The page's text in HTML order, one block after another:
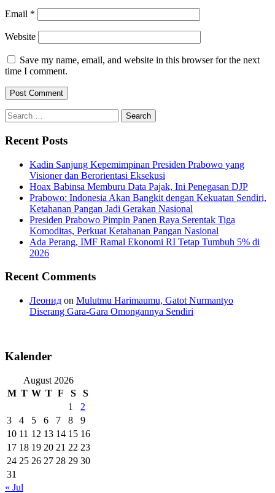
Email *
Website
Save my name, email, and website in this browser for the next
time I comment.
Search
for:
Recent Posts
Kadin Sanjung Kepemimpinan Presiden Prabowo yang
Visioner dan Berorientasi Eksekusi
Hoax Babinsa Memburu Data Pajak, Ini Penegasan DJP
Prabowo: Indonesia Akan Bangkit dengan Kekuatan Sendiri,
Ketahanan Pangan Jadi Gerakan Nasional
Presiden Prabowo Pimpin Panen Raya Serentak Tiga
Komoditas, Perkuat Ketahanan Pangan Nasional
Ada Perang, IMF Ramal Ekonomi RI Tetap Tumbuh 5% di
2026
Recent Comments
Леонид on Mulutmu Harimaumu, Gatot Nurmantyo
Diserang Gara-Gara Omongannya Sendiri
Kalender
August 2026
M T W T F S
S
1
2
3
4 5 6 7 8
9
10 11 12 13 14 15 16
17 18 19 20 21 22 23
24 25 26 27 28 29 30
31
« Jul